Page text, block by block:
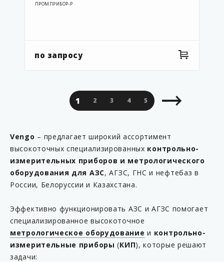
ПРОМПРИБОР-Р
по запросу
1 2 3 4 5 6 7
Vengo – предлагает широкий ассортимент
высокоточных специализированных контрольно-
измерительных приборов и метрологического
оборудования для АЗС, АГЗС, ГНС и нефтебаз в
России, Белоруссии и Казахстана.
Эффективно функционировать АЗС и АГЗС помогает
специализированное высокоточное
метрологическое оборудование и контрольно-
измерительные приборы (КИП), которые решают
задачи: